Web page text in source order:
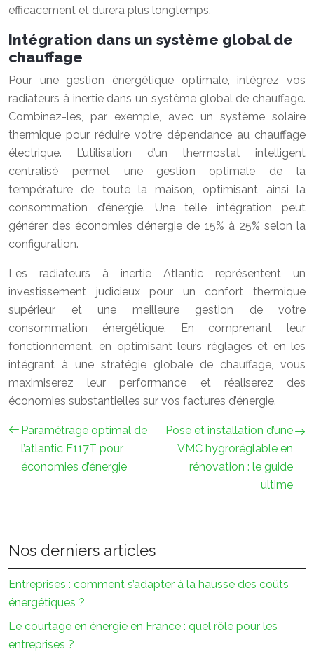
efficacement et durera plus longtemps.
Intégration dans un système global de
chauffage
Pour une gestion énergétique optimale, intégrez vos
radiateurs à inertie dans un système global de chauffage.
Combinez-les, par exemple, avec un système solaire
thermique pour réduire votre dépendance au chauffage
électrique. L’utilisation d’un thermostat intelligent
centralisé permet une gestion optimale de la
température de toute la maison, optimisant ainsi la
consommation d’énergie. Une telle intégration peut
générer des économies d’énergie de 15% à 25% selon la
configuration.
Les radiateurs à inertie Atlantic représentent un
investissement judicieux pour un confort thermique
supérieur et une meilleure gestion de votre
consommation énergétique. En comprenant leur
fonctionnement, en optimisant leurs réglages et en les
intégrant à une stratégie globale de chauffage, vous
maximiserez leur performance et réaliserez des
économies substantielles sur vos factures d’énergie.
Paramétrage optimal de
l’atlantic F117T pour
économies d’énergie
Pose et installation d’une
VMC hygroréglable en
rénovation : le guide
ultime
Nos derniers articles
Entreprises : comment s’adapter à la hausse des coûts
énergétiques ?
Le courtage en énergie en France : quel rôle pour les
entreprises ?